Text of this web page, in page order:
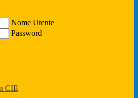
Nome Utente
Password
CIE